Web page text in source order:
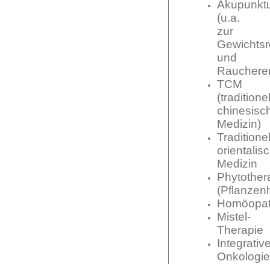
(u.a.
zur
und
TCM
Medizin)
Medizin
Mistel-
Therapie
Onkologie